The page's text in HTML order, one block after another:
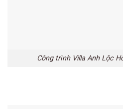
Công trình Villa Anh Lộc